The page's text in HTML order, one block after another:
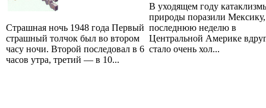
Страшная ночь 1948 года Первый
страшный толчок был во втором
часу ночи. Второй последовал в 6
часов утра, третий — в 10...
В уходящем году
природы поразили Мексику,
последнюю неделю в
Центральной Америке
стало очень хол...